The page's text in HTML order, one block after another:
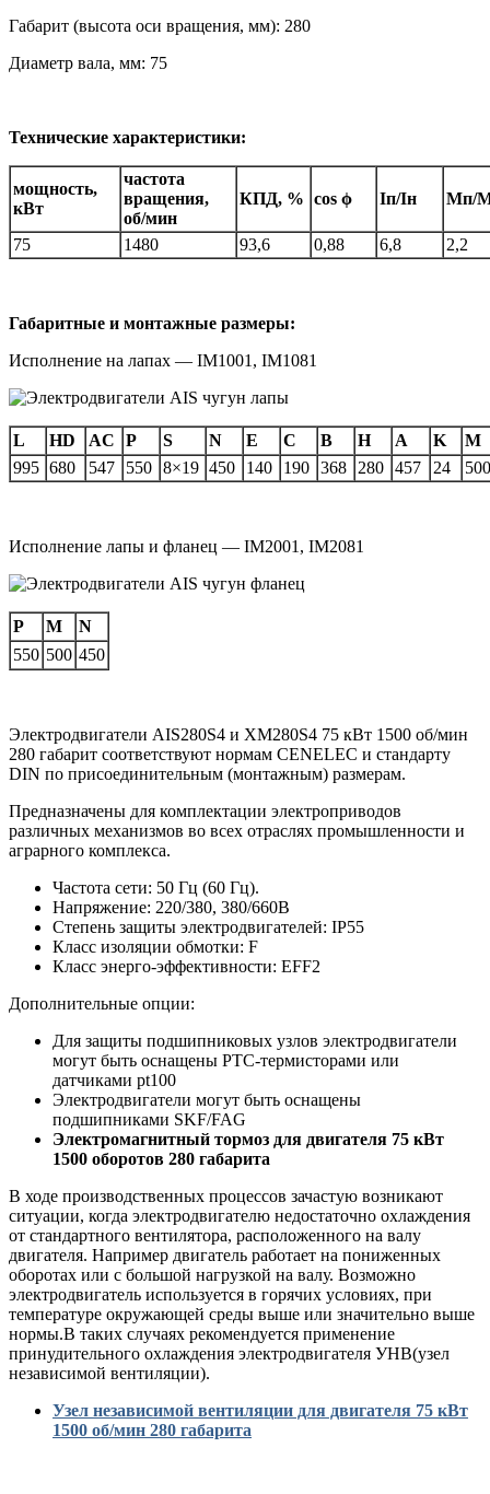
Габарит (высота оси вращения, мм): 280
Диаметр вала, мм: 75
Технические характеристики:
мощность,
кВт
частота
вращения,
об/мин
КПД, % cos ϕ Iп/Iн Мп/
75 1480 93,6 0,88 6,8 2,2
Габаритные и монтажные размеры:
Исполнение на лапах — IM1001, IM1081
L HD AC P S N E C B H A K
M
995 680 547 550 8×19 450 140 190 368 280 457 24 500
Исполнение лапы и фланец — IM2001, IM2081
P M
N
550 500 450
Электродвигатели AIS280S4 и XM280S4 75 кВт 1500 об/мин
280 габарит соответствуют нормам CENELEC и стандарту
DIN по присоединительным (монтажным) размерам.
Предназначены для комплектации электроприводов
различных механизмов во всех отраслях промышленности и
аграрного комплекса.
Частота сети: 50 Гц (60 Гц).
Напряжение: 220/380, 380/660В
Степень защиты электродвигателей: IP55
Класс изоляции обмотки: F
Класс энерго-эффективности: EFF2
Дополнительные опции:
Для защиты подшипниковых узлов электродвигатели
могут быть оснащены РТС-термисторами или
датчиками pt100
Электродвигатели могут быть оснащены
подшипниками SKF/FAG
Электромагнитный тормоз для двигателя 75 кВт
1500 оборотов 280 габарита
В ходе производственных процессов зачастую возникают
ситуации, когда электродвигателю недостаточно охлаждения
от стандартного вентилятора, расположенного на валу
двигателя. Например двигатель работает на пониженных
оборотах или с большой нагрузкой на валу. Возможно
электродвигатель используется в горячих условиях, при
температуре окружающей среды выше или значительно выше
нормы.В таких случаях рекомендуется применение
принудительного охлаждения электродвигателя УНВ(узел
независимой вентиляции).
Узел независимой вентиляции для двигателя 75 кВт
1500 об/мин 280 габарита